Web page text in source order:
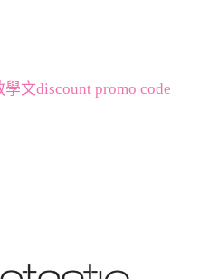
文discount promo code